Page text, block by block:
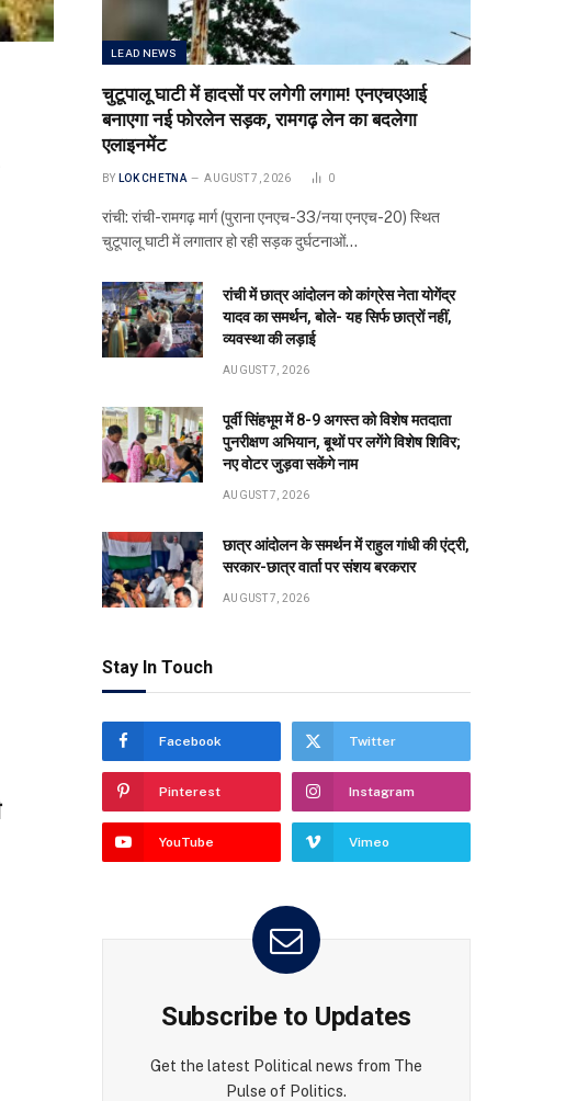
LEAD NEWS
चुटूपालू घाटी में हादसों पर लगेगी लगाम! एनएचएआई
बनाएगा नई फोरलेन सड़क, रामगढ़ लेन का बदलेगा
एलाइनमेंट
BY LOK CHETNA AUGUST 7, 2026 0
रांची: रांची-रामगढ़ मार्ग (पुराना एनएच-33/नया एनएच-20) स्थित
चुटूपालू घाटी में लगातार हो रही सड़क दुर्घटनाओं…
रांची में छात्र आंदोलन को कांग्रेस नेता योगेंद्र
यादव का समर्थन, बोले- यह सिर्फ छात्रों नहीं,
व्यवस्था की लड़ाई
AUGUST 7, 2026
पूर्वी सिंहभूम में 8-9 अगस्त को विशेष मतदाता
पुनरीक्षण अभियान, बूथों पर लगेंगे विशेष शिविर;
नए वोटर जुड़वा सकेंगे नाम
AUGUST 7, 2026
छात्र आंदोलन के समर्थन में राहुल गांधी की एंट्री,
सरकार-छात्र वार्ता पर संशय बरकरार
AUGUST 7, 2026
Stay In Touch
Facebook Twitter
Pinterest Instagram
YouTube Vimeo
Subscribe to Updates
Get the latest Political news from The
Pulse of Politics.